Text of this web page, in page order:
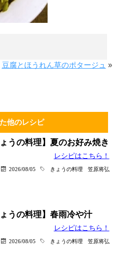
豆腐とほうれん草のポタージュ »
他のレシピ
ょうの料理】夏のお好み焼き
レシピはこちら！
2026/08/05 きょうの料理 笠原将弘
ょうの料理】春雨冷や汁
レシピはこちら！
2026/08/05 きょうの料理 笠原将弘